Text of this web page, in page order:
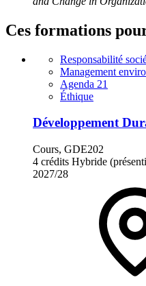
Ces formations
Responsabilité
Management
Agenda 21
Éthique
Développement
Cours, GDE202
4 crédits Hybride
2027/28